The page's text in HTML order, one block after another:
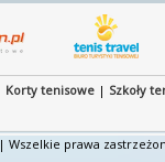
Korty tenisowe | Szkoły
| Wszelkie prawa